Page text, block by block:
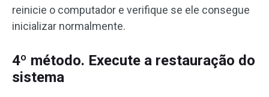
reinicie o computador e verifique se ele consegue
inicializar normalmente.
4º método. Execute a restauração do
sistema